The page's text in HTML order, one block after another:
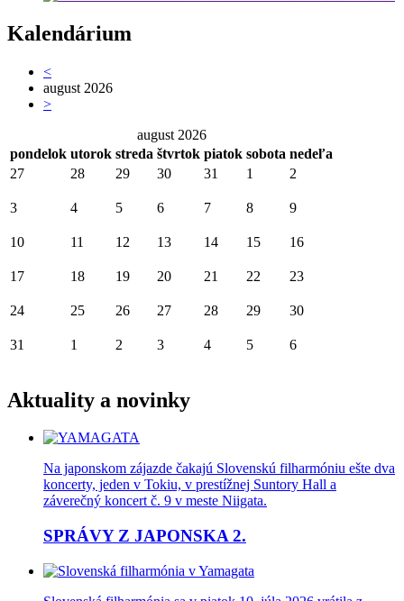
Kalendárium
<
august 2026
>
august 2026
pondelok utorok streda štvrtok piatok sobota nedeľa
27
28 29 30 31 1 2
3 4 5 6 7 8 9
10 11 12 13 14 15 16
17 18 19 20 21 22 23
24 25 26 27 28 29 30
31 1 2 3 4 5 6
Aktuality a novinky
Na japonskom zájazde čakajú Slovenskú filharmóniu ešte dva
koncerty, jeden v Tokiu, v prestížnej Suntory Hall a
záverečný koncert č. 9 v meste Niigata.
SPRÁVY Z JAPONSKA 2.